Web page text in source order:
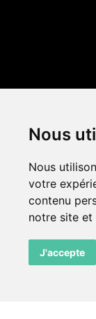
Nous
Nous
votre
contenu
notre site et
J'accepte